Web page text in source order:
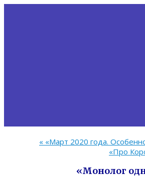
« «Март 2020 года.
«Про
«Монолог